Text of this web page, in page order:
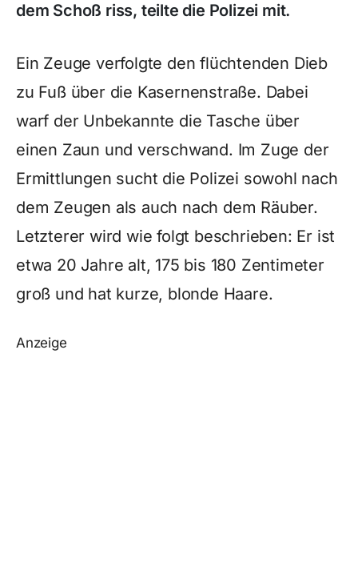
dem Schoß riss, teilte die Polizei mit.
Ein Zeuge verfolgte den flüchtenden Dieb
zu Fuß über die Kasernenstraße. Dabei
warf der Unbekannte die Tasche über
einen Zaun und verschwand. Im Zuge der
Ermittlungen sucht die Polizei sowohl nach
dem Zeugen als auch nach dem Räuber.
Letzterer wird wie folgt beschrieben: Er ist
etwa 20 Jahre alt, 175 bis 180 Zentimeter
groß und hat kurze, blonde Haare.
Anzeige